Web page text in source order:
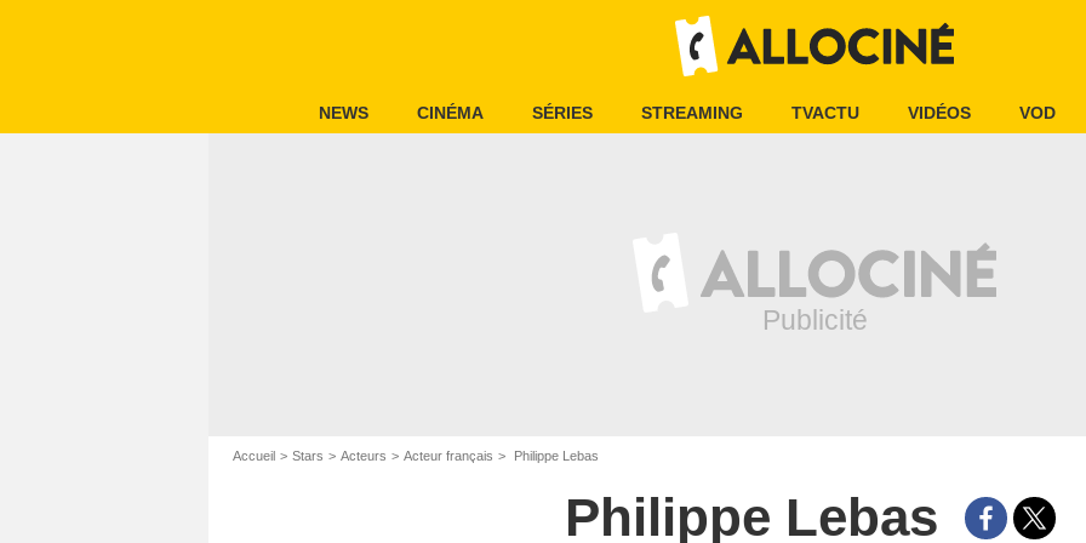
NEWS CINÉMA SÉRIES STREAMING TVACTU VIDÉOS VOD
Accueil Stars Acteurs Acteur français Philippe Lebas
Philippe Lebas